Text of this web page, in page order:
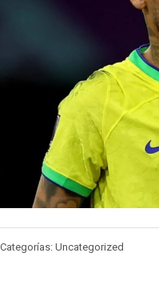
Categorías: Uncategorized